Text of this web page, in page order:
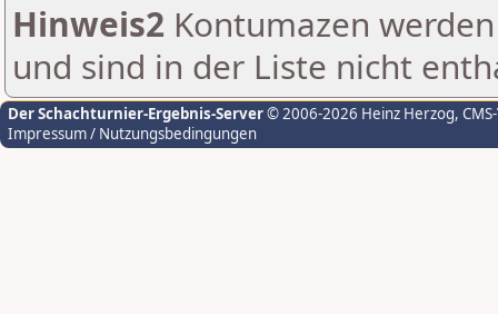
Hinweis2 Kontumazen
und sind in der Liste nicht
Der Schachturnier-Ergebnis-Server© 2006-2026 Heinz Herzog,
Impressum / Nutzungsbedingungen